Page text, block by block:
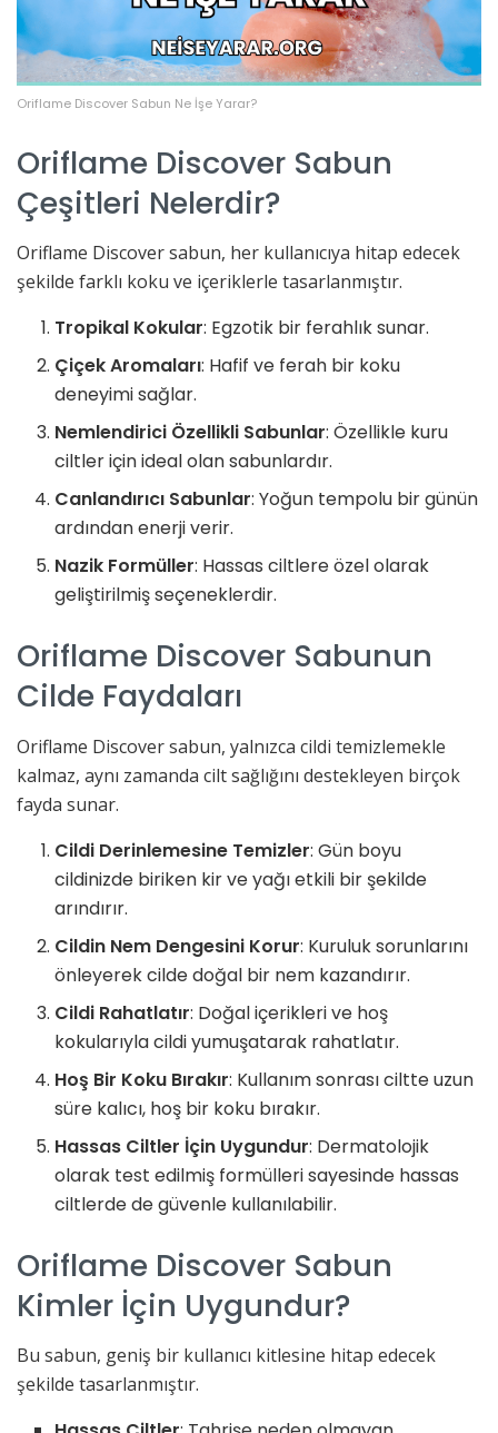
Oriflame Discover Sabun Ne İşe Yarar?
Oriflame Discover Sabun
Çeşitleri Nelerdir?
Oriflame Discover sabun, her kullanıcıya hitap edecek
şekilde farklı koku ve içeriklerle tasarlanmıştır.
Tropikal Kokular: Egzotik bir ferahlık sunar.
Çiçek Aromaları: Hafif ve ferah bir koku
deneyimi sağlar.
Nemlendirici Özellikli Sabunlar: Özellikle kuru
ciltler için ideal olan sabunlardır.
Canlandırıcı Sabunlar: Yoğun tempolu bir günün
ardından enerji verir.
Nazik Formüller: Hassas ciltlere özel olarak
geliştirilmiş seçeneklerdir.
Oriflame Discover Sabunun
Cilde Faydaları
Oriflame Discover sabun, yalnızca cildi temizlemekle
kalmaz, aynı zamanda cilt sağlığını destekleyen birçok
fayda sunar.
Cildi Derinlemesine Temizler: Gün boyu
cildinizde biriken kir ve yağı etkili bir şekilde
arındırır.
Cildin Nem Dengesini Korur: Kuruluk sorunlarını
önleyerek cilde doğal bir nem kazandırır.
Cildi Rahatlatır: Doğal içerikleri ve hoş
kokularıyla cildi yumuşatarak rahatlatır.
Hoş Bir Koku Bırakır: Kullanım sonrası ciltte uzun
süre kalıcı, hoş bir koku bırakır.
Hassas Ciltler İçin Uygundur: Dermatolojik
olarak test edilmiş formülleri sayesinde hassas
ciltlerde de güvenle kullanılabilir.
Oriflame Discover Sabun
Kimler İçin Uygundur?
Bu sabun, geniş bir kullanıcı kitlesine hitap edecek
şekilde tasarlanmıştır.